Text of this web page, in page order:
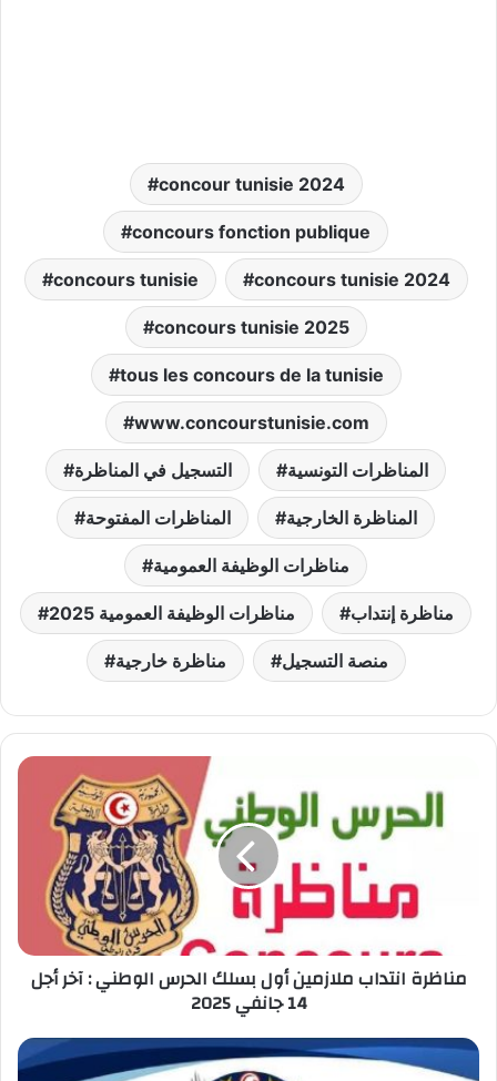
concour tunisie 2024
concours fonction publique
concours tunisie concours tunisie 2024
concours tunisie 2025
tous les concours de la tunisie
www.concourstunisie.com
التسجيل في المناظرة المناظرات التونسية
المناظرات المفتوحة المناظرة الخارجية
مناظرات الوظيفة العمومية
مناظرات الوظيفة العمومية 2025 مناظرة إنتداب
مناظرة خارجية منصة التسجيل
مناظرة
ملازمين
الحرس
الوطني
آخر
أجل
2025
مناظرة انتداب ملازمين أول بسلك الحرس الوطني : آخر أجل
14 جانفي 2025
مناظرة
إنتداب